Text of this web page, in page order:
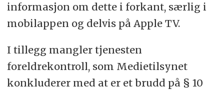
informasjon om dette i forkant, særlig i
mobilappen og delvis på Apple TV.
I tillegg mangler tjenesten
foreldrekontroll, som Medietilsynet
konkluderer med at er et brudd på § 10